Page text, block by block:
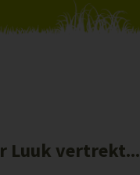
Luuk vertrekt...